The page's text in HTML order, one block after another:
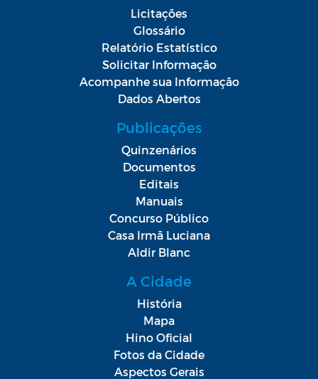
Licitações
Glossário
Relatório Estatístico
Solicitar Informação
Acompanhe sua Informação
Dados Abertos
Publicações
Quinzenários
Documentos
Editais
Manuais
Concurso Público
Casa Irmã Luciana
Aldir Blanc
A Cidade
História
Mapa
Hino Oficial
Fotos da Cidade
Aspectos Gerais